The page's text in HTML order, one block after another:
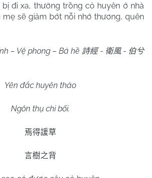
đi xa, thường trồng cỏ huyên ở nhà
mẹ sẽ giảm bớt nỗi nhớ thương, quên
– Vệ phong – Bá hề 詩經 - 衛風 - 伯兮
Yên đắc huyên thảo
Ngôn thụ chi bối.
焉得諼草
言樹之背